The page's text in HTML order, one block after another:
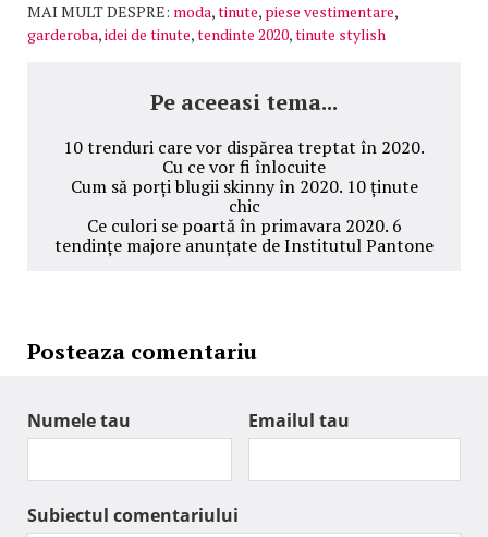
MAI MULT DESPRE: moda,tinute, piese vestimentare,
garderoba,idei de tinute,tendinte 2020,tinute stylish
Pe aceeasi tema...
10 trenduri care vor dispărea treptat în 2020.
Cu ce vor fi înlocuite
Cum să porți blugii skinny în 2020. 10 ținute
chic
Ce culori se poartă în primavara 2020. 6
tendințe majore anunțate de Institutul Pantone
Posteaza comentariu
Numele tau Emailul tau
Subiectul comentariului